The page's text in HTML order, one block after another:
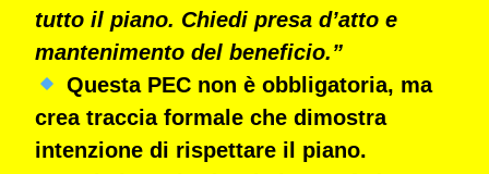
tutto il piano. Chiedi presa d’atto e
mantenimento del beneficio.”
Questa PEC non è obbligatoria, ma
crea traccia formale che dimostra
intenzione di rispettare il piano.